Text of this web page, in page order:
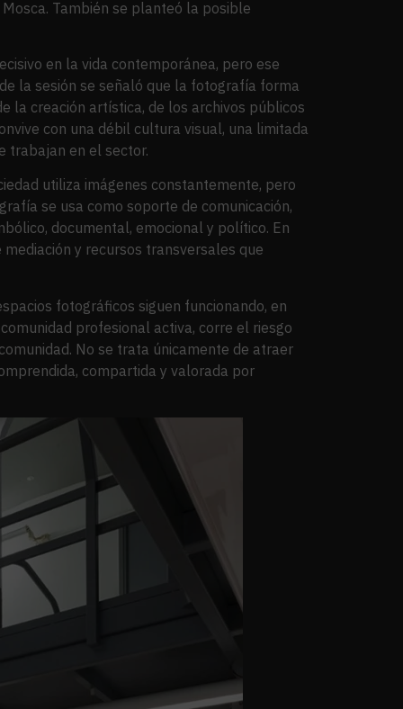
También se planteó la posible
en la vida contemporánea, pero ese
la sesión se señaló que la fotografía forma
la creación artística, de los archivos públicos
con una débil cultura visual, una limitada
trabajan en el sector.
utiliza imágenes constantemente, pero
se usa como soporte de comunicación,
documental, emocional y político. En
y recursos transversales que
fotográficos siguen funcionando, en
profesional activa, corre el riesgo
No se trata únicamente de atraer
compartida y valorada por